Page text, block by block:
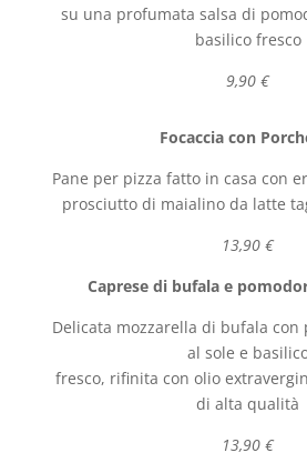
su una profumata salsa di
basilico fresco
9,90 €
Focaccia con
Pane per pizza fatto in casa con
prosciutto di maialino da latte
13,90 €
Caprese di bufala e
Delicata mozzarella di bufala
al sole e
fresco, rifinita con olio
di alta qualità
13,90 €